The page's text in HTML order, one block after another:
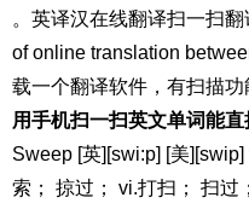
。英译汉在线翻译扫一扫
of online translation
载一个翻译软件，有扫描功
用手机扫一扫英文单词能
Sweep [英][swi:p] [美
索； 掠过； vi.打扫； 扫过